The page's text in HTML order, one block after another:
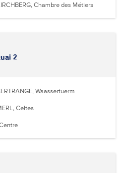
Chambre des Métiers
2
Waassertuerm
Celtes